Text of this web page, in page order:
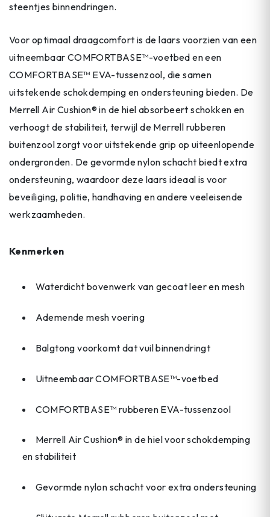
steentjes binnendringen.
Voor optimaal draagcomfort is de laars voorzien van een
uitneembaar COMFORTBASE™-voetbed en een
COMFORTBASE™ EVA-tussenzool, die samen
uitstekende schokdemping en ondersteuning bieden. De
Merrell Air Cushion® in de hiel absorbeert schokken en
verhoogt de stabiliteit, terwijl de Merrell rubberen
buitenzool zorgt voor uitstekende grip op uiteenlopende
ondergronden. De gevormde nylon schacht biedt extra
ondersteuning, waardoor deze laars ideaal is voor
beveiliging, politie, handhaving en andere veeleisende
werkzaamheden.
Kenmerken
Waterdicht bovenwerk van gecoat leer en mesh
Ademende mesh voering
Balgtong voorkomt dat vuil binnendringt
Uitneembaar COMFORTBASE™-voetbed
COMFORTBASE™ rubberen EVA-tussenzool
Merrell Air Cushion® in de hiel voor schokdemping
en stabiliteit
Gevormde nylon schacht voor extra ondersteuning